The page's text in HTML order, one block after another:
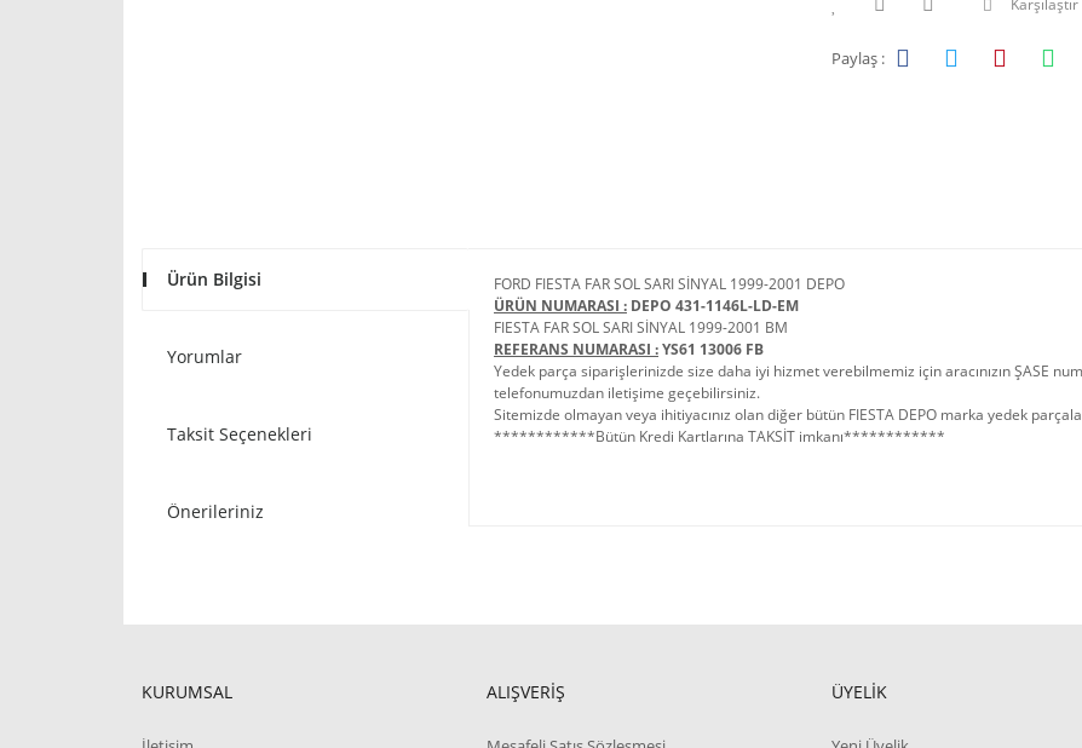
Karşılaştır
Paylaş :
Ürün Bilgisi
Yorumlar
Taksit Seçenekleri
Önerileriniz
FORD FIESTA FAR SOL SARI SİNYAL 1999-2001 DEPO
ÜRÜN NUMARASI : DEPO 431-1146L-LD-EM
FIESTA FAR SOL SARI SİNYAL 1999-2001 BM
REFERANS NUMARASI :YS61 13006 FB
Yedek parça siparişlerinizde size daha iyi hizmet verebilmemiz için aracınızın ŞASE
telefonumuzdan iletişime geçebilirsiniz.
Sitemizde olmayan veya ihitiyacınız olan diğer bütün FIESTA DEPO marka yedek
************Bütün Kredi Kartlarına TAKSİT imkanı************
KURUMSAL ALIŞVERİŞ ÜYELİK